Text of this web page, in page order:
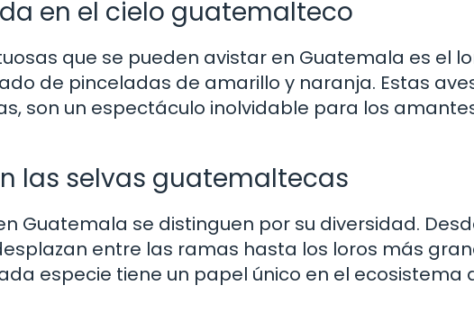
en el cielo guatemalteco
que se pueden avistar en Guatemala es el
de pinceladas de amarillo y naranja. Estas
son un espectáculo inolvidable para los
las selvas guatemaltecas
Guatemala se distinguen por su diversidad.
entre las ramas hasta los loros más
especie tiene un papel único en el ecosistema